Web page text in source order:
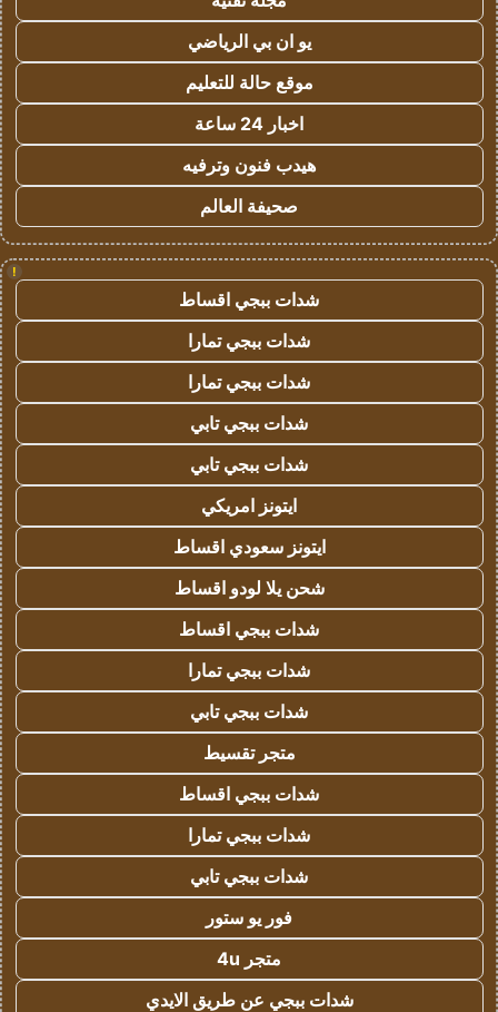
يو ان بي الرياضي
موقع حالة للتعليم
اخبار 24 ساعة
هيدب فنون وترفيه
صحيفة العالم
!
شدات ببجي اقساط
شدات ببجي تمارا
شدات ببجي تمارا
شدات ببجي تابي
شدات ببجي تابي
ايتونز امريكي
ايتونز سعودي اقساط
شحن يلا لودو اقساط
شدات ببجي اقساط
شدات ببجي تمارا
شدات ببجي تابي
متجر تقسيط
شدات ببجي اقساط
شدات ببجي تمارا
شدات ببجي تابي
فور يو ستور
متجر 4u
شدات ببجي عن طريق الايدي